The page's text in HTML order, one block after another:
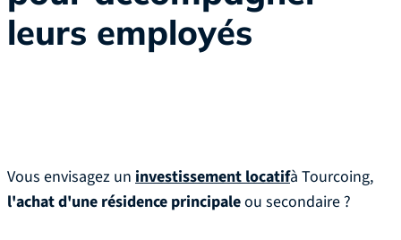
leurs employés
Vous envisagez un investissement locatifà Tourcoing,
l'achat d'une résidence principaleou secondaire ?